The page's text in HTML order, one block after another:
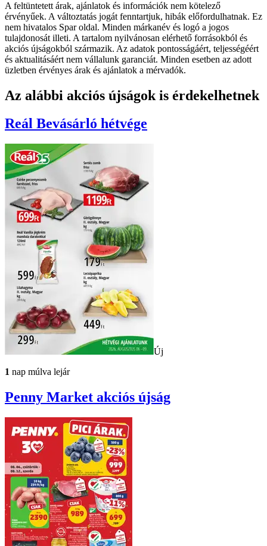
A feltüntetett árak, ajánlatok és információk nem kötelező
érvényűek. A változtatás jogát fenntartjuk, hibák előfordulhatnak. Ez
nem hivatalos Spar oldal. Minden márkanév és logó a jogos
tulajdonosát illeti. A tartalom nyilvánosan elérhető forrásokból és
akciós újságokból származik. Az adatok pontosságáért, teljességéért
és aktualitásáért nem vállalunk garanciát. Minden esetben az adott
üzletben érvényes árak és ajánlatok a mérvadók.
Az alábbi akciós újságok is érdekelhetnek
Reál Bevásárló hétvége
Új
1 nap múlva lejár
Penny Market akciós újság